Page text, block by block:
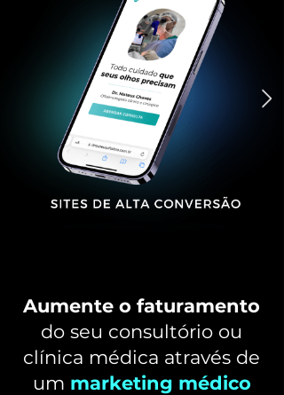
Aumente o faturamento
do seu consultório ou
clínica médica através de
um marketing médico